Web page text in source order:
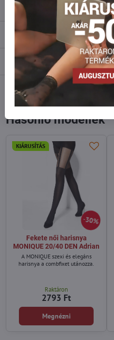
Leírás
Vélemények 0
Fórum 0
Facebook
Hasonló modellek
30%
KIÁRUSÍTÁS
Fekete női harisnya
MONIQUE 20/40 DEN Adrian
A MONIQUE szexi és elegáns
harisnya a combfixet utánozza.
Raktáron
2793 Ft
Megnézni